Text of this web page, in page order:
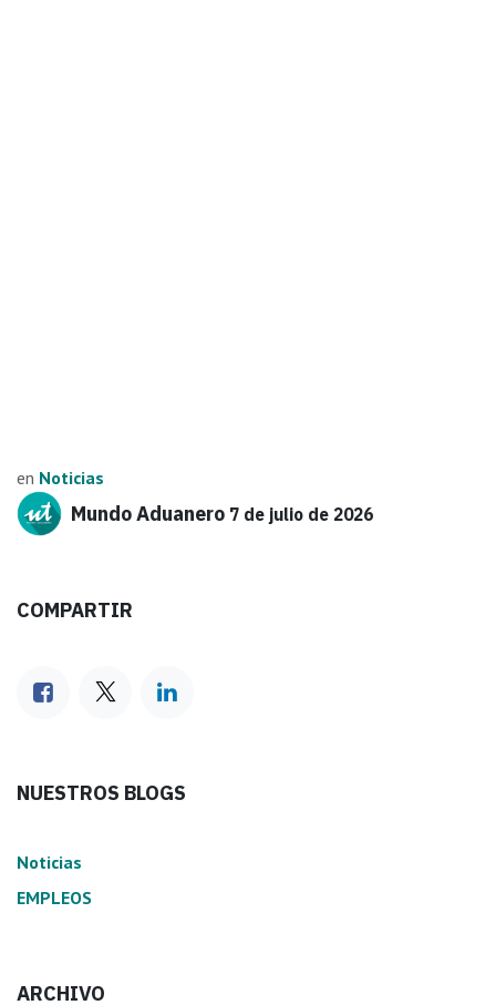
en Noticias
Mundo Aduanero 7 de julio de 2026
COMPARTIR
NUESTROS BLOGS
Noticias
EMPLEOS
ARCHIVO